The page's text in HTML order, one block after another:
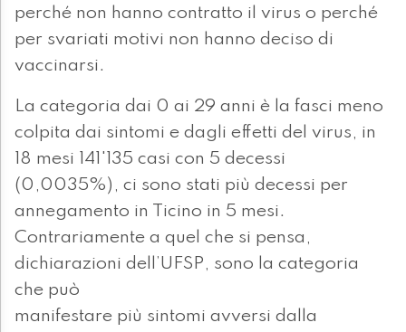
perché non hanno contratto il virus o perché
per svariati motivi non hanno deciso di
vaccinarsi.
La categoria dai 0 ai 29 anni è la fasci meno
colpita dai sintomi e dagli effetti del virus, in
18 mesi 141'135 casi con 5 decessi
(0,0035%), ci sono stati più decessi per
annegamento in Ticino in 5 mesi.
Contrariamente a quel che si pensa,
dichiarazioni dell’UFSP, sono la categoria
che può
manifestare più sintomi avversi dalla